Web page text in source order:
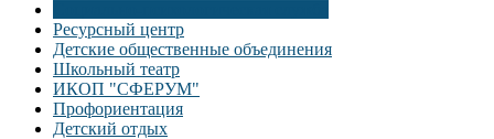
Ресурсный центр
Детские общественные объединения
Школьный театр
ИКОП "СФЕРУМ"
Профориентация
Детский отдых